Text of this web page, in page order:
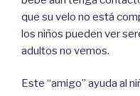
que su velo no está
los niños pueden ver
adultos no vemos.
Este “amigo” ayuda al